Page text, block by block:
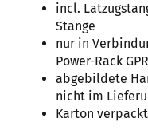
incl.
Stange
nur in
Power-Rack
abgebildete
nicht im
Karton